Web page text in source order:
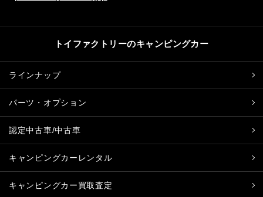
トイファクトリーのキャンピングカー
ラインナップ
パーツ・オプション
認定中古車/中古車
キャンピングカーレンタル
キャンピングカー買取査定